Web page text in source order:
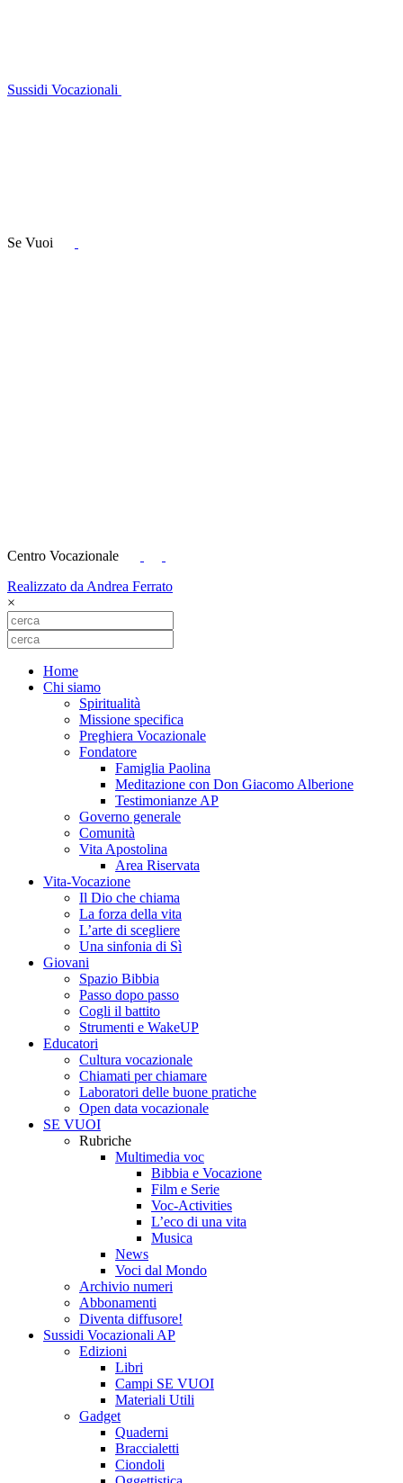
Sussidi Vocazionali
Se Vuoi
Centro Vocazionale
Realizzato da Andrea Ferrato
×
Home
Chi siamo
Spiritualità
Missione specifica
Preghiera Vocazionale
Fondatore
Famiglia Paolina
Meditazione con Don Giacomo Alberione
Testimonianze AP
Governo generale
Comunità
Vita Apostolina
Area Riservata
Vita-Vocazione
Il Dio che chiama
La forza della vita
L’arte di scegliere
Una sinfonia di Sì
Giovani
Spazio Bibbia
Passo dopo passo
Cogli il battito
Strumenti e WakeUP
Educatori
Cultura vocazionale
Chiamati per chiamare
Laboratori delle buone pratiche
Open data vocazionale
SE VUOI
Rubriche
Multimedia voc
Bibbia e Vocazione
Film e Serie
Voc-Activities
L’eco di una vita
Musica
News
Voci dal Mondo
Archivio numeri
Abbonamenti
Diventa diffusore!
Sussidi Vocazionali AP
Edizioni
Libri
Campi SE VUOI
Materiali Utili
Gadget
Quaderni
Braccialetti
Ciondoli